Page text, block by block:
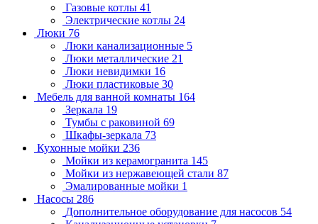
Газовые котлы 41
Электрические котлы 24
Люки 76
Люки канализационные 5
Люки металлические 21
Люки невидимки 16
Люки пластиковые 30
Мебель для ванной комнаты 164
Зеркала 19
Тумбы с раковиной 69
Шкафы-зеркала 73
Кухонные мойки 236
Мойки из керамогранита 145
Мойки из нержавеющей стали 87
Эмалированные мойки 1
Насосы 286
Дополнительное оборудование для насосов 54